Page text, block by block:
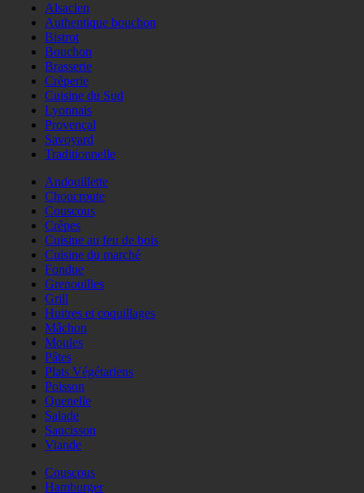
Alsacien
Authentique bouchon
Bistrot
Bouchon
Brasserie
Crêperie
Cuisine du Sud
Lyonnais
Provençal
Savoyard
Traditionnelle
Andouillette
Choucroute
Couscous
Crêpes
Cuisine au feu de bois
Cuisine du marché
Fondue
Grenouilles
Grill
Huitres et coquillages
Mâchon
Moules
Pâtes
Plats Végétariens
Poisson
Quenelle
Salade
Saucisson
Viande
Couscous
Hamburger